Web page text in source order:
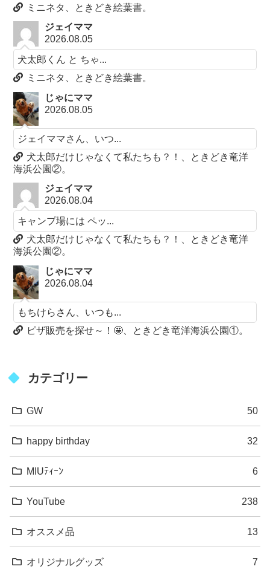
ミニネタ、ときどき絵葉書。
ジェイママ
2026.08.05
犬太郎くん と ちゃ...
ミニネタ、ときどき絵葉書。
じゃにママ
2026.08.05
ジェイママさん、いつ...
犬太郎だけじゃなくて私たちも？！、ときどき竜洋
海浜公園②。
ジェイママ
2026.08.04
キャンプ場には ペッ...
犬太郎だけじゃなくて私たちも？！、ときどき竜洋
海浜公園②。
じゃにママ
2026.08.04
もちけらさん、いつも...
ピザ販売を探せ～！🤩、ときどき竜洋海浜公園①。
カテゴリー
GW 50
happy birthday 32
MIUﾃｨｰﾝ 6
YouTube 238
オススメ品 13
オリジナルグッズ 7